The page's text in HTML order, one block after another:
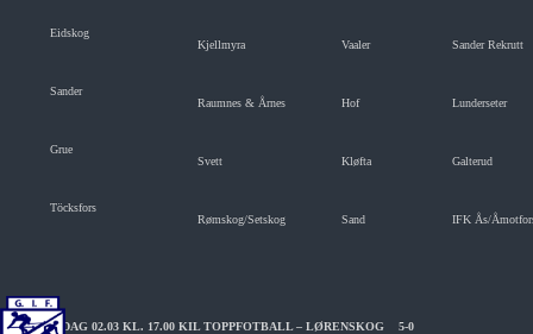
Eidskog
Kjellmyra
Vaaler Sander Rekrutt
Sander
Raumnes & Årnes
Hof Lunderseter
Grue
Svett
Kløfta Galterud
Töcksfors
Rømskog/Setskog
Sand IFK Ås/
FREDAG 02.03 KL. 17.00 KIL TOPPFOTBALL – LØRENSKOG 5-0